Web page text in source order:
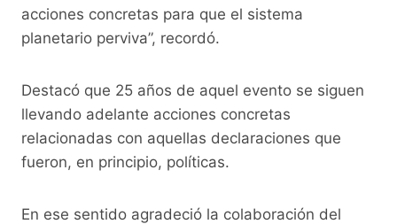
acciones concretas para que el sistema
planetario perviva”, recordó.
Destacó que 25 años de aquel evento se siguen
llevando adelante acciones concretas
relacionadas con aquellas declaraciones que
fueron, en principio, políticas.
En ese sentido agradeció la colaboración del